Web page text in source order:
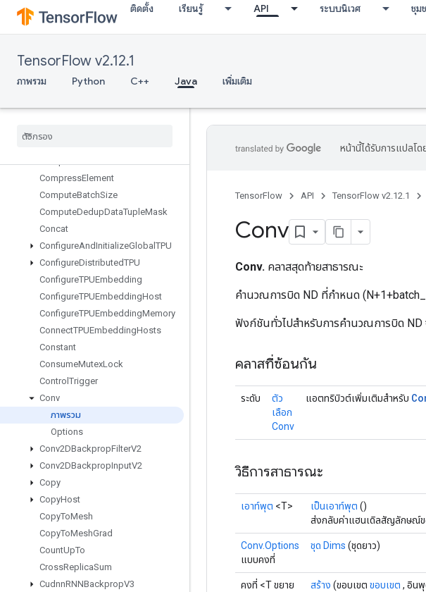
ติดตั้ง เรียนรู้ API ระบบนิเวศ ชุม
TensorFlow v2.12.1
ภาพรวม Python C++ Java เพิ่มเติม
CollectiveInitializeCommunicator
CollectivePermute
CollectiveReduceScatterV2
CollectiveReduceV3
Components
CompressElement
ComputeBatchSize
ComputeDedupDataTupleMask
Concat
ConfigureAndInitializeGlobal TPU
ConfigureDistributedTPU
ConfigureTPUEmbedding
ConfigureTPUEmbeddingHost
ConfigureTPUEmbeddingMemory
ConnectTPUEmbeddingHosts
Constant
ConsumeMutexLock
Control Trigger
Conv
ภาพรวม
Options
Conv2DBackpropFilterV2
Conv2DBackpropInputV2
Copy
CopyHost
CopyToMesh
CopyToMeshGrad
CountUpTo
CrossReplicaSum
CudnnRNNBackpropV3
หน้านี้ได้รับการแปลโด
TensorFlow API TensorFlow v2.12.1
Conv
Conv. คลาสสุดท้ายสาธารณะ
คำนวณการบิด ND ที่กำหนด
ฟังก์ชันทั่วไปสำหรับการคำนวณการบิด ND
คลาสที่ซ้อนกัน
ระดับ
ตัว
เลือก
Conv
แอตทริบิวต์เพิ่มเติมสำหรับ
วิธีการสาธารณะ
เอาท์พุต <T> เป็นเอาท์พุต ()
ส่งกลับค่าแฮนเดิลสัญลักษณ์ข
Conv.Options
แบบคงที่
ชุด Dims (ชุดยาว)
คงที่ <T ขยาย
สร้าง (ขอบเขต ขอบเขต , อิน